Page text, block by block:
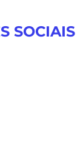
SOCIAIS